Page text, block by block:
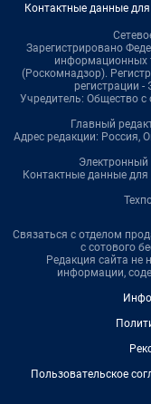
Контактные данные
Зарегистрировано
информационных
(Роскомнадзор).
регистрации
Учредитель: Общество
Главный
Адрес редакции: Россия,
Электронный
Контактные данные для
Связаться с отделом
с сотового
Редакция сайта не
информации,
Пользовательское